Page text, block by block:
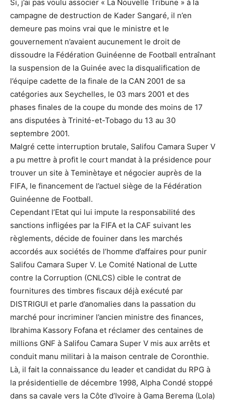
Si, j’ai pas voulu associer « La Nouvelle Tribune » à la
campagne de destruction de Kader Sangaré, il n’en
demeure pas moins vrai que le ministre et le
gouvernement n’avaient aucunement le droit de
dissoudre la Fédération Guinéenne de Football entraînant
la suspension de la Guinée avec la disqualification de
l’équipe cadette de la finale de la CAN 2001 de sa
catégories aux Seychelles, le 03 mars 2001 et des
phases finales de la coupe du monde des moins de 17
ans disputées à Trinité-et-Tobago du 13 au 30
septembre 2001.
Malgré cette interruption brutale, Salifou Camara Super V
a pu mettre à profit le court mandat à la présidence pour
trouver un site à Teminètaye et négocier auprès de la
FIFA, le financement de l’actuel siège de la Fédération
Guinéenne de Football.
Cependant l’Etat qui lui impute la responsabilité des
sanctions infligées par la FIFA et la CAF suivant les
règlements, décide de fouiner dans les marchés
accordés aux sociétés de l’homme d’affaires pour punir
Salifou Camara Super V. Le Comité National de Lutte
contre la Corruption (CNLCS) cible le contrat de
fournitures des timbres fiscaux déjà exécuté par
DISTRIGUI et parle d’anomalies dans la passation du
marché pour incriminer l’ancien ministre des finances,
Ibrahima Kassory Fofana et réclamer des centaines de
millions GNF à Salifou Camara Super V mis aux arrêts et
conduit manu militari à la maison centrale de Coronthie.
Là, il fait la connaissance du leader et candidat du RPG à
la présidentielle de décembre 1998, Alpha Condé stoppé
dans sa cavale vers la Côte d’Ivoire à Gama Berema (Lola)